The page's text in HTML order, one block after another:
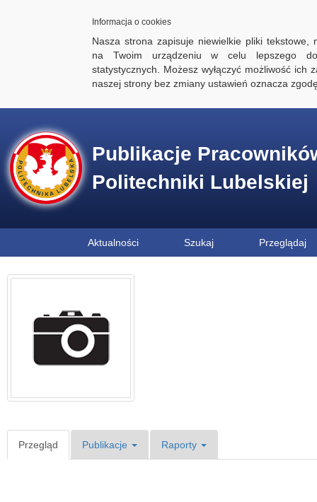
Informacja o cookies
Nasza strona zapisuje niewielkie pliki tekstowe,
na Twoim urządzeniu w celu lepszego
statystycznych. Możesz wyłączyć możliwość ich
naszej strony bez zmiany ustawień oznacza
Publikacje
Politechniki Lubelskiej
Aktualności Szukaj Przeglądaj
Przegląd Publikacje Raporty